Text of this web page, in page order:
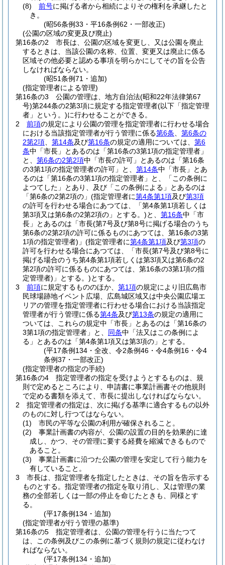
(8)
前号に掲げる者から相続によりその権利を承継したと
き。
(昭56条例33・平16条例62・一部改正)
(公園の区域の変更及び廃止)
第16条の2
市長は、公園の区域を変更し、又は公園を廃止
するときは、当該公園の名称、位置、変更又は廃止に係る
区域その他必要と認める事項を明らかにしてその旨を公告
しなければならない。
(昭51条例71・追加)
(指定管理者による管理)
第16条の3
公園の管理は、地方自治法(昭和22年法律第67
号)第244条の2第3項に規定する指定管理者(以下「指定管理
者」という。)に行わせることができる。
2
前項の規定により公園の管理を指定管理者に行わせる場合
における当該指定管理者が行う管理に係る第6条
第6条の
2第2項
第14条及び第16条の規定の適用については、 第6
条中「市長」とあるのは「第16条の3第1項の指定管理者」
と、 第6条の2第2項中「市長の許可」とあるのは「第16条
の3第1項の指定管理者の許可」と、 第14条中「市長」とあ
るのは「第16条の3第1項の指定管理者」と、「この条例に
よつてした」とあり、及び「この条例による」とあるのは
「第6条の2第2項の」 (指定管理者に第4条第1項及び第3項
の許可を行わせる場合にあつては、「第4条第1項若しくは
第3項又は第6条の2第2項の」とする。)と、 第16条中「市
長」とあるのは「市長(第7号及び第8号に掲げる場合のうち
第6条の2第2項の許可に係るものにあつては、第16条の3第
1項の指定管理者) 」 (指定管理者に第4条第1項及び第3項の
許可を行わせる場合にあつては、「市長(第7号及び第8号に
掲げる場合のうち第4条第1項若しくは第3項又は第6条の2
第2項の許可に係るものにあつては、第16条の3第1項の指
定管理者) 」とする。)とする。
3
前項に規定するもののほか、 第1項の規定により旧広島市
民球場跡地イベント広場、広島城区域又は中央公園広場エ
リアの管理を指定管理者に行わせる場合における当該指定
管理者が行う管理に係る第4条及び第13条の規定の適用に
ついては、これらの規定中「市長」とあるのは「第16条の
3第1項の指定管理者」と、 同条中「法又はこの条例によ
る」とあるのは「第4条第1項又は第3項の」とする。
(平17条例134・全改、令2条例46・令4条例16・令4
条例37・一部改正)
(指定管理者の指定の手続)
第16条の4
指定管理者の指定を受けようとするものは、規
則で定めるところにより、申請書に事業計画書その他規則
で定める書類を添えて、市長に提出しなければならない。
2
指定管理者の指定は、次に掲げる基準に適合するもの以外
のものに対し行つてはならない。
(1)
市民の平等な公園の利用が確保されること。
(2)
事業計画書の内容が、公園の設置の目的を効果的に達
成し、かつ、その管理に要する経費を縮減できるもので
あること。
(3)
事業計画書に沿つた公園の管理を安定して行う能力を
有していること。
3
市長は、指定管理者を指定したときは、その旨を告示する
ものとする。 指定管理者の指定を取り消し、又は管理の業
務の全部若しくは一部の停止を命じたときも、同様とす
る。
(平17条例134・追加)
(指定管理者が行う管理の基準)
第16条の5
指定管理者は、公園の管理を行うに当たつて
は、この条例及びこの条例に基づく規則の規定に従わなけ
ればならない。
(平17条例134・追加)